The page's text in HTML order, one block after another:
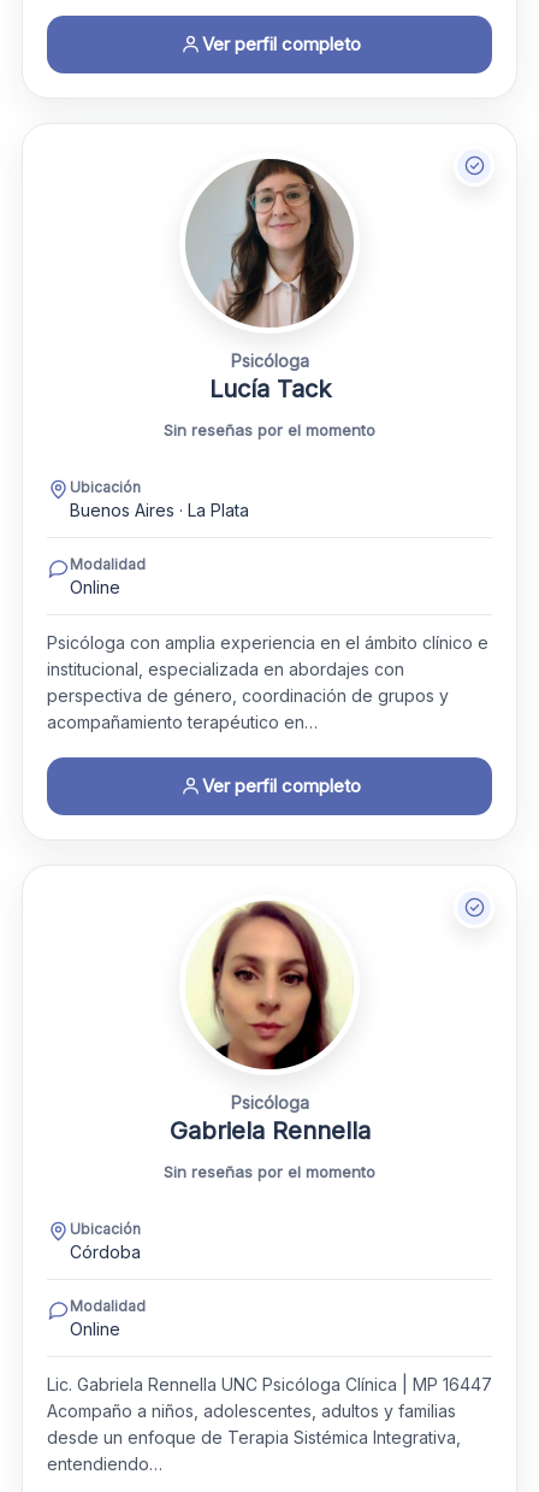
Ver perfil completo
Psicóloga
Lucía Tack
Sin reseñas por el momento
Ubicación
Buenos Aires · La Plata
Modalidad
Online
Psicóloga con amplia experiencia en el ámbito clínico e
institucional, especializada en abordajes con
perspectiva de género, coordinación de grupos y
acompañamiento terapéutico en…
Ver perfil completo
Psicóloga
Gabriela Rennella
Sin reseñas por el momento
Ubicación
Córdoba
Modalidad
Online
Lic. Gabriela Rennella UNC Psicóloga Clínica | MP 16447
Acompaño a niños, adolescentes, adultos y familias
desde un enfoque de Terapia Sistémica Integrativa,
entendiendo…